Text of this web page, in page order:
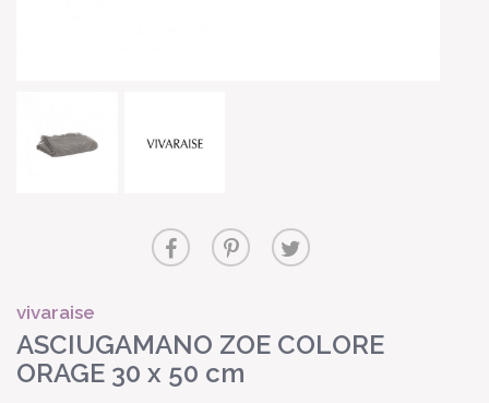
vivaraise
ASCIUGAMANO ZOE COLORE
ORAGE 30 x 50 cm